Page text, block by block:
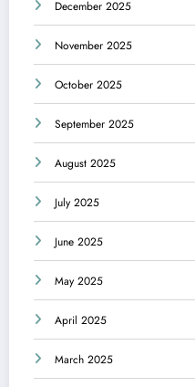
December 2025
November 2025
October 2025
September 2025
August 2025
July 2025
June 2025
May 2025
April 2025
March 2025